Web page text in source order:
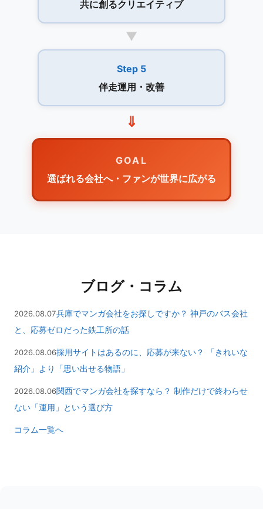
共に創るクリエイティブ
▼
Step 5
伴走運用・改善
⇓
GOAL
選ばれる会社へ・ファンが世界に広がる
ブログ・コラム
2026.08.07兵庫でマンガ会社をお探しですか？ 神戸のバス会社
と、応募ゼロだった鉄工所の話
2026.08.06採用サイトはあるのに、応募が来ない？ 「きれいな
紹介」より「思い出せる物語」
2026.08.06関西でマンガ会社を探すなら？ 制作だけで終わらせ
ない「運用」という選び方
コラム一覧へ